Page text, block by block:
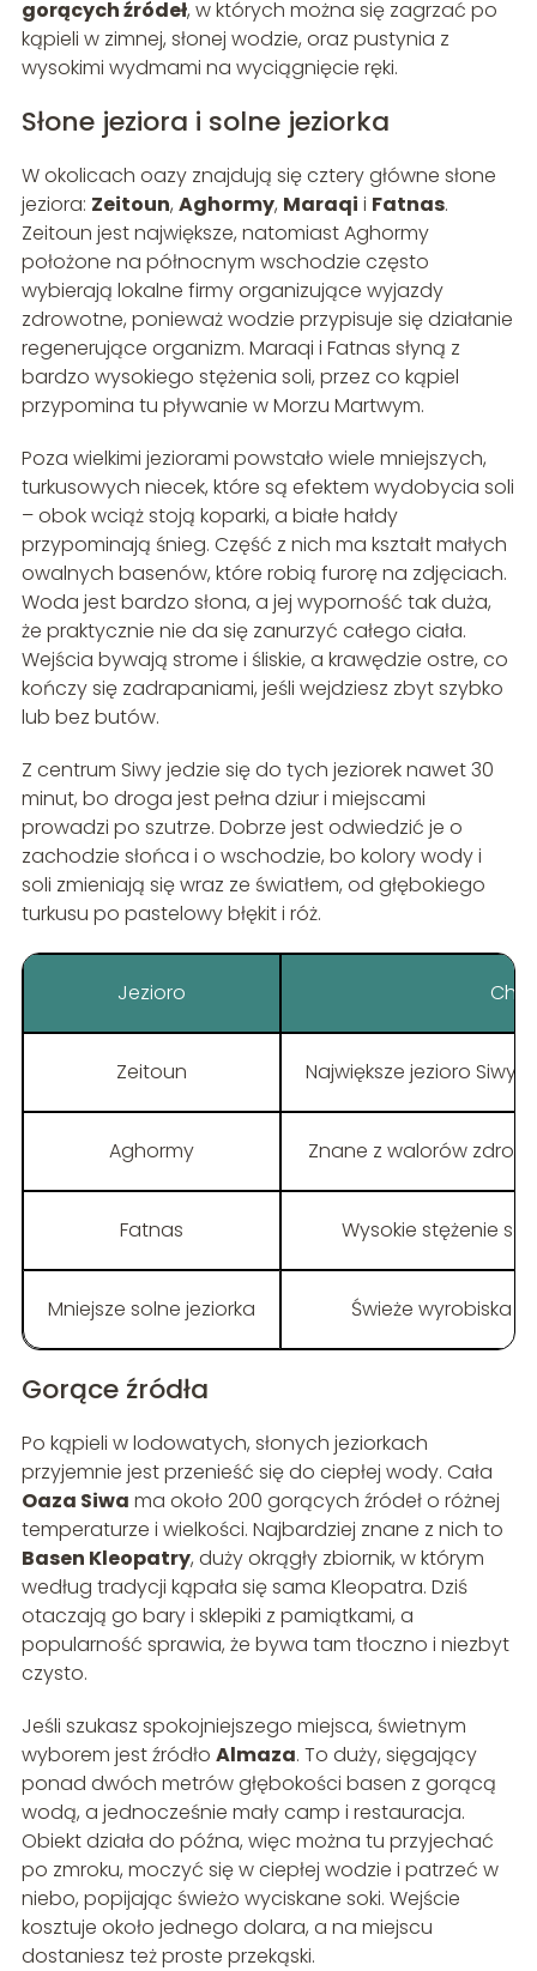
gorących źródeł, w których można się zagrzać po
kąpieli w zimnej, słonej wodzie, oraz pustynia z
wysokimi wydmami na wyciągnięcie ręki.
Słone jeziora i solne jeziorka
W okolicach oazy znajdują się cztery główne słone
jeziora: Zeitoun, Aghormy, Maraqi i Fatnas.
Zeitoun jest największe, natomiast Aghormy
położone na północnym wschodzie często
wybierają lokalne firmy organizujące wyjazdy
zdrowotne, ponieważ wodzie przypisuje się działanie
regenerujące organizm. Maraqi i Fatnas słyną z
bardzo wysokiego stężenia soli, przez co kąpiel
przypomina tu pływanie w Morzu Martwym.
Poza wielkimi jeziorami powstało wiele mniejszych,
turkusowych niecek, które są efektem wydobycia soli
– obok wciąż stoją koparki, a białe hałdy
przypominają śnieg. Część z nich ma kształt małych
owalnych basenów, które robią furorę na zdjęciach.
Woda jest bardzo słona, a jej wyporność tak duża,
że praktycznie nie da się zanurzyć całego ciała.
Wejścia bywają strome i śliskie, a krawędzie ostre, co
kończy się zadrapaniami, jeśli wejdziesz zbyt szybko
lub bez butów.
Z centrum Siwy jedzie się do tych jeziorek nawet 30
minut, bo droga jest pełna dziur i miejscami
prowadzi po szutrze. Dobrze jest odwiedzić je o
zachodzie słońca i o wschodzie, bo kolory wody i
soli zmieniają się wraz ze światłem, od głębokiego
turkusu po pastelowy błękit i róż.
Jezioro
Zeitoun Największe jezioro Siwy,
Aghormy Znane z walorów
Fatnas Wysokie stężenie
Mniejsze solne jeziorka Świeże wyrobiska
Gorące źródła
Po kąpieli w lodowatych, słonych jeziorkach
przyjemnie jest przenieść się do ciepłej wody. Cała
Oaza Siwa ma około 200 gorących źródeł o różnej
temperaturze i wielkości. Najbardziej znane z nich to
Basen Kleopatry, duży okrągły zbiornik, w którym
według tradycji kąpała się sama Kleopatra. Dziś
otaczają go bary i sklepiki z pamiątkami, a
popularność sprawia, że bywa tam tłoczno i niezbyt
czysto.
Jeśli szukasz spokojniejszego miejsca, świetnym
wyborem jest źródło Almaza. To duży, sięgający
ponad dwóch metrów głębokości basen z gorącą
wodą, a jednocześnie mały camp i restauracja.
Obiekt działa do późna, więc można tu przyjechać
po zmroku, moczyć się w ciepłej wodzie i patrzeć w
niebo, popijając świeżo wyciskane soki. Wejście
kosztuje około jednego dolara, a na miejscu
dostaniesz też proste przekąski.